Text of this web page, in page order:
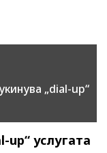
t
o
„dial-up“
up“ услугата